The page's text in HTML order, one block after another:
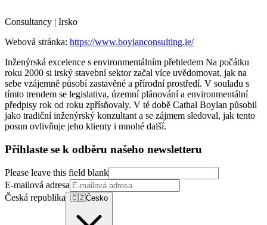
Consultancy | Irsko
Webová stránka: https://www.boylanconsulting.ie/
Inženýrská excelence s environmentálním přehledem Na počátku
roku 2000 si irský stavební sektor začal více uvědomovat, jak na
sebe vzájemně působí zastavěné a přírodní prostředí. V souladu s
tímto trendem se legislativa, územní plánování a environmentální
předpisy rok od roku zpřísňovaly. V té době Cathal Boylan působil
jako tradiční inženýrský konzultant a se zájmem sledoval, jak tento
posun ovlivňuje jeho klienty i mnohé další.
Přihlaste se k odběru našeho newsletteru
Please leave this field blank
E-mailová adresa
Česká republika 🇨🇿Česko